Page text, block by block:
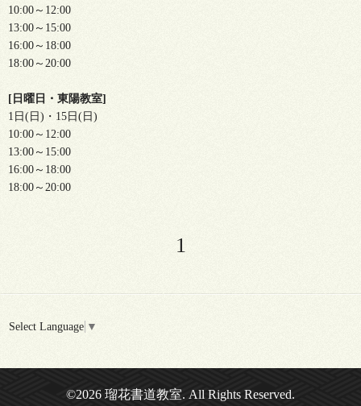
10:00～12:00
13:00～15:00
16:00～18:00
18:00～20:00
[日曜日・東陽教室]
1日(日)・15日(日)
10:00～12:00
13:00～15:00
16:00～18:00
18:00～20:00
1
Select Language ▼
©2026 瑠花書道教室. All Rights Reserved.